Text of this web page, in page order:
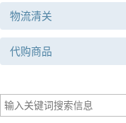
物流清关
代购商品